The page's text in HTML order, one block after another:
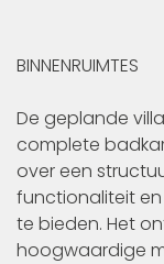
BINNENRUIMTES
De geplande
complete
over een
functionaliteit
te bieden. Het
hoogwaardige